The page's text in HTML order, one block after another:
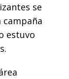
se
campaña
estuvo